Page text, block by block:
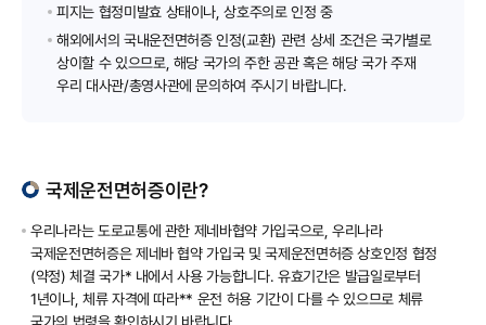
피지는 협정미발효 상태이나, 상호주의로 인정 중
해외에서의 국내운전면허증 인정(교환) 관련 상세 조건은 국가별로
상이할 수 있으므로, 해당 국가의 주한 공관 혹은 해당 국가 주재
우리 대사관/총영사관에 문의하여 주시기 바랍니다.
국제운전면허증이란?
우리나라는 도로교통에 관한 제네바협약 가입국으로, 우리나라
국제운전면허증은 제네바 협약 가입국 및 국제운전면허증 상호인정 협정
(약정) 체결 국가* 내에서 사용 가능합니다. 유효기간은 발급일로부터
1년이나, 체류 자격에 따라** 운전 허용 기간이 다를 수 있으므로 체류